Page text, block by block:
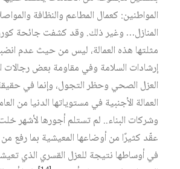
المواطنين: كعمال المطاعم والنظافة
المنازل… وغير ذلك. وقد كشفت جائحة
مثلتها هذه العمالة، ليس من حيث عدم
إرشادات السلامة وفي مقاومة بعض رجالات
العزل الصحي وحظر التجول، وإنما في
العمالة الأجنبية في مستوياتها الدنيا من
وشركات البناء.. لم تستلم أجورها لأشهر
عقّد كثيرًا من أوضاعها المعيشية بما رفع من
في أوساطها نتيجة للعزل القسري الذي